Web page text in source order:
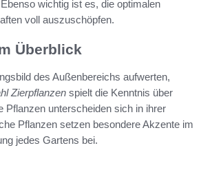
wichtig ist es, die optimalen
voll auszuschöpfen.
Überblick
des Außenbereichs aufwerten,
Zierpflanzen spielt die Kenntnis über
Pflanzen unterscheiden sich in ihrer
Pflanzen setzen besondere Akzente im
jedes Gartens bei.